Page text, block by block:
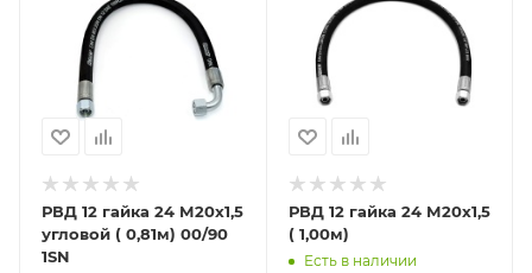
РВД 12 гайка 24 М20х1,5
угловой ( 0,81м) 00/90
1SN
РВД 12 гайка 24 М20х1,5
( 1,00м)
Есть в наличии